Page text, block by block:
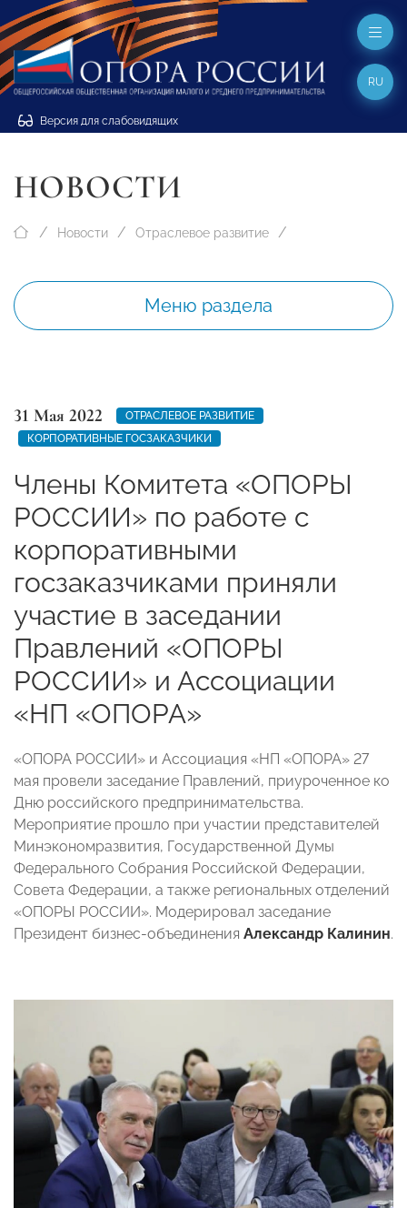
Версия для слабовидящих
RU
НОВОСТИ
Новости Отраслевое развитие
Меню раздела
31 Мая 2022
ОТРАСЛЕВОЕ РАЗВИТИЕ
КОРПОРАТИВНЫЕ ГОСЗАКАЗЧИКИ
Члены Комитета «ОПОРЫ
РОССИИ» по работе с
корпоративными
госзаказчиками приняли
участие в заседании
Правлений «ОПОРЫ
РОССИИ» и Ассоциации
«НП «ОПОРА»
«ОПОРА РОССИИ» и Ассоциация «НП «ОПОРА» 27
мая провели заседание Правлений, приуроченное ко
Дню российского предпринимательства.
Мероприятие прошло при участии представителей
Минэкономразвития, Государственной Думы
Федерального Собрания Российской Федерации,
Совета Федерации, а также региональных отделений
«ОПОРЫ РОССИИ». Модерировал заседание
Президент бизнес-объединения Александр Калинин.